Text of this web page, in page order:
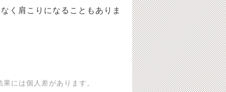
く肩こりになることもありま
には個人差があります。